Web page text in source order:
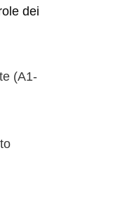
dei
(A1-